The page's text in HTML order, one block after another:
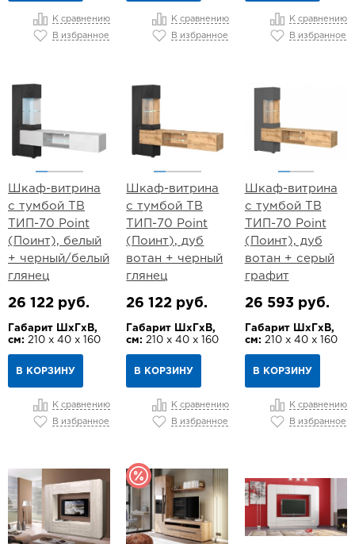
К сравнению
В избранное
К сравнению
В избранное
К сравнению
В избранное
Шкаф-витрина
с тумбой ТВ
ТИП-70 Point
(Поинт), белый
+ черный/белый
глянец
26 122 руб.
Габарит ШхГхВ,
см: 210 х 40 х 160
В КОРЗИНУ
К сравнению
В избранное
Шкаф-витрина
с тумбой ТВ
ТИП-70 Point
(Поинт), дуб
вотан + черный
глянец
26 122 руб.
Габарит ШхГхВ,
см: 210 х 40 х 160
В КОРЗИНУ
К сравнению
В избранное
Шкаф-витрина
с тумбой ТВ
ТИП-70 Point
(Поинт), дуб
вотан + серый
графит
26 593 руб.
Габарит ШхГхВ,
см: 210 х 40 х 160
В КОРЗИНУ
К сравнению
В избранное